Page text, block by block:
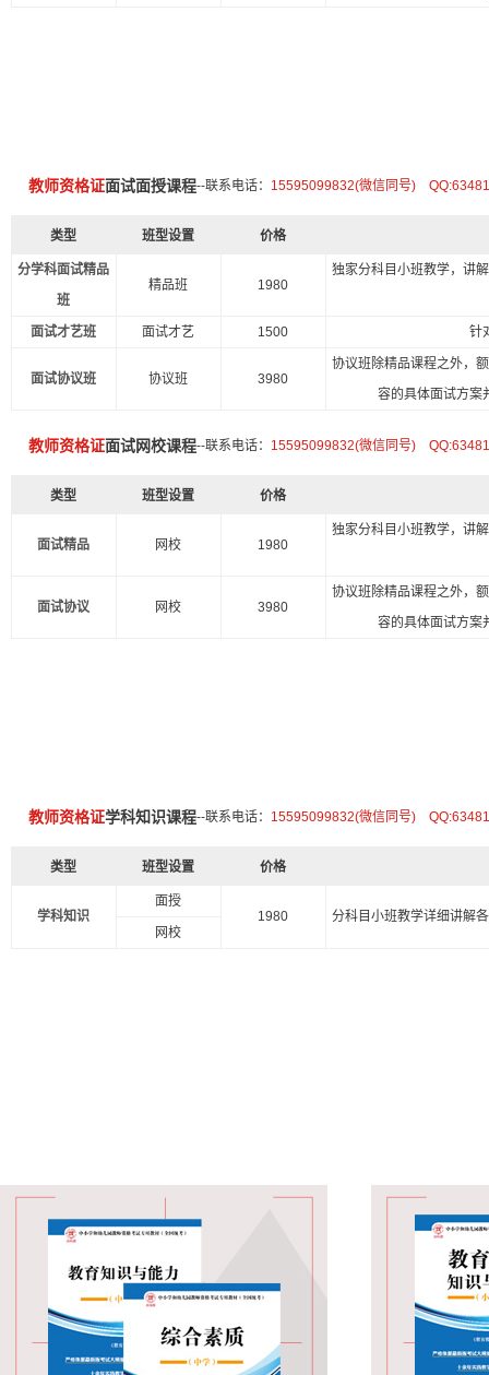
教师资格证面试面授课程--联系电话： 15595099832(微信同号)
类型 班型设置 价格
分学科面试精品
班
精品班 1980
独家分科目小班教学，讲
面试才艺班 面试才艺 1500 针
面试协议班 协议班 3980
协议班除精品课程之外，
容的具体面试方案
教师资格证面试网校课程--联系电话： 15595099832(微信同号)
类型 班型设置 价格
面试精品 网校 1980
独家分科目小班教学，讲
面试协议 网校 3980
协议班除精品课程之外，
容的具体面试方案
教师资格证学科知识课程--联系电话： 15595099832(微信同号)
类型 班型设置 价格
学科知识
面授
1980
分科目小班教学详细讲解
网校